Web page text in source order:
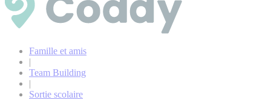
Famille et amis
|
Team Building
|
Sortie scolaire